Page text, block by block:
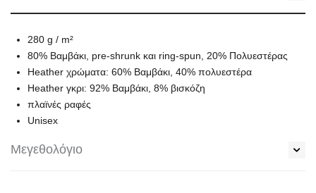
280 g / m²
80% Βαμβάκι, pre-shrunk και ring-spun, 20% Πολυεστέρας
Heather χρώματα: 60% Βαμβάκι, 40% πολυεστέρα
Heather γκρι: 92% Βαμβάκι, 8% βισκόζη
πλαϊνές ραφές
Unisex
Μεγεθολόγιο